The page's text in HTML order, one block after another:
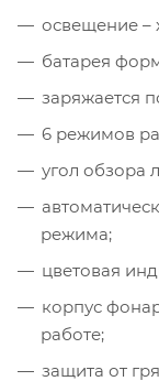
освещение –
батарея
заряжается
6 режимов
угол обзора
режима;
цветовая
корпус
работе;
защита от